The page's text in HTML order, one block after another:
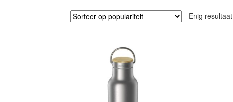
Enig resultaat